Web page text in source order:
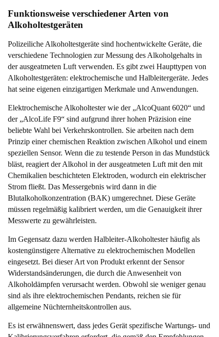
e
f
i
k
a
t
Funktionsweise verschiedener Arten von
Alkoholtestgeräten
Polizeiliche Alkoholtestgeräte sind hochentwickelte Geräte, die
verschiedene Technologien zur Messung des Alkoholgehalts in
der ausgeatmeten Luft verwenden. Es gibt zwei Haupttypen von
Alkoholtestgeräten: elektrochemische und Halbleitergeräte. Jedes
hat seine eigenen einzigartigen Merkmale und Anwendungen.
Elektrochemische Alkoholtester wie der „AlcoQuant 6020“ und
der „AlcoLife F9“ sind aufgrund ihrer hohen Präzision eine
beliebte Wahl bei Verkehrskontrollen. Sie arbeiten nach dem
Prinzip einer chemischen Reaktion zwischen Alkohol und einem
speziellen Sensor. Wenn die zu testende Person in das Mundstück
bläst, reagiert der Alkohol in der ausgeatmeten Luft mit den mit
Chemikalien beschichteten Elektroden, wodurch ein elektrischer
Strom fließt. Das Messergebnis wird dann in die
Blutalkoholkonzentration (BAK) umgerechnet. Diese Geräte
müssen regelmäßig kalibriert werden, um die Genauigkeit ihrer
Messwerte zu gewährleisten.
Im Gegensatz dazu werden Halbleiter-Alkoholtester häufig als
kostengünstigere Alternative zu elektrochemischen Modellen
eingesetzt. Bei dieser Art von Produkt erkennt der Sensor
Widerstandsänderungen, die durch die Anwesenheit von
Alkoholdämpfen verursacht werden. Obwohl sie weniger genau
sind als ihre elektrochemischen Pendants, reichen sie für
allgemeine Nüchternheitskontrollen aus.
Es ist erwähnenswert, dass jedes Gerät spezifische Wartungs- und